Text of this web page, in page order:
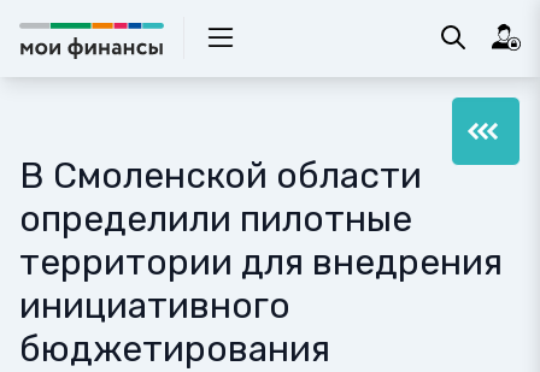
В Смоленской области
определили пилотные
территории для внедрения
инициативного
бюджетирования